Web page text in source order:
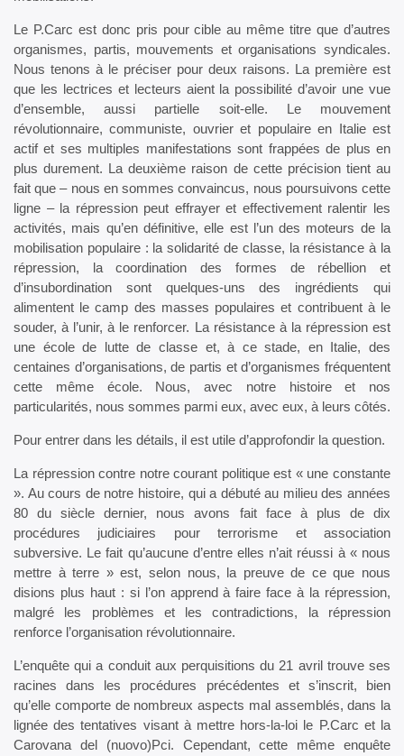
Le P.Carc est donc pris pour cible au même titre que d’autres
organismes, partis, mouvements et organisations syndicales.
Nous tenons à le préciser pour deux raisons. La première est
que les lectrices et lecteurs aient la possibilité d’avoir une vue
d’ensemble, aussi partielle soit-elle. Le mouvement
révolutionnaire, communiste, ouvrier et populaire en Italie est
actif et ses multiples manifestations sont frappées de plus en
plus durement. La deuxième raison de cette précision tient au
fait que – nous en sommes convaincus, nous poursuivons cette
ligne – la répression peut effrayer et effectivement ralentir les
activités, mais qu’en définitive, elle est l’un des moteurs de la
mobilisation populaire : la solidarité de classe, la résistance à la
répression, la coordination des formes de rébellion et
d’insubordination sont quelques-uns des ingrédients qui
alimentent le camp des masses populaires et contribuent à le
souder, à l’unir, à le renforcer. La résistance à la répression est
une école de lutte de classe et, à ce stade, en Italie, des
centaines d’organisations, de partis et d’organismes fréquentent
cette même école. Nous, avec notre histoire et nos
particularités, nous sommes parmi eux, avec eux, à leurs côtés.
Pour entrer dans les détails, il est utile d’approfondir la question.
La répression contre notre courant politique est « une constante
». Au cours de notre histoire, qui a débuté au milieu des années
80 du siècle dernier, nous avons fait face à plus de dix
procédures judiciaires pour terrorisme et association
subversive. Le fait qu’aucune d’entre elles n’ait réussi à « nous
mettre à terre » est, selon nous, la preuve de ce que nous
disions plus haut : si l’on apprend à faire face à la répression,
malgré les problèmes et les contradictions, la répression
renforce l’organisation révolutionnaire.
L’enquête qui a conduit aux perquisitions du 21 avril trouve ses
racines dans les procédures précédentes et s’inscrit, bien
qu’elle comporte de nombreux aspects mal assemblés, dans la
lignée des tentatives visant à mettre hors-la-loi le P.Carc et la
Carovana del (nuovo)Pci. Cependant, cette même enquête